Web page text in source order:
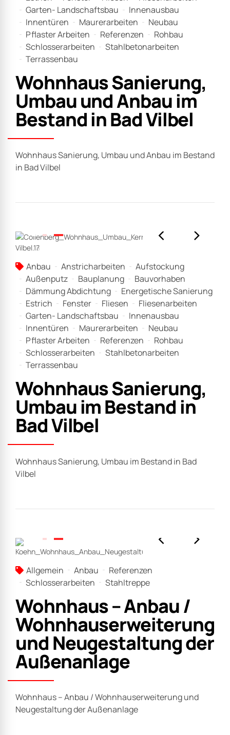
Garten- Landschaftsbau
Innenausbau
Innentüren
Maurerarbeiten
Neubau
Pflaster Arbeiten
Referenzen
Rohbau
Schlosserarbeiten
Stahlbetonarbeiten
Terrassenbau
Wohnhaus Sanierung,
Umbau und Anbau im
Bestand in Bad Vilbel
Wohnhaus Sanierung, Umbau und Anbau im Bestand
in Bad Vilbel
Anbau Anstricharbeiten
Aufstockung
Außenputz
Bauplanung
Bauvorhaben
Dämmung Abdichtung
Energetische Sanierung
Estrich
Fenster Fliesen
Fliesenarbeiten
Garten- Landschaftsbau
Innenausbau
Innentüren
Maurerarbeiten
Neubau
Pflaster Arbeiten
Referenzen
Rohbau
Schlosserarbeiten
Stahlbetonarbeiten
Terrassenbau
Wohnhaus Sanierung,
Umbau im Bestand in
Bad Vilbel
Wohnhaus Sanierung, Umbau im Bestand in Bad
Vilbel
Allgemein Anbau
Referenzen
Schlosserarbeiten
Stahltreppe
Wohnhaus – Anbau /
Wohnhauserweiterung
und Neugestaltung der
Außenanlage
Wohnhaus – Anbau / Wohnhauserweiterung und
Neugestaltung der Außenanlage